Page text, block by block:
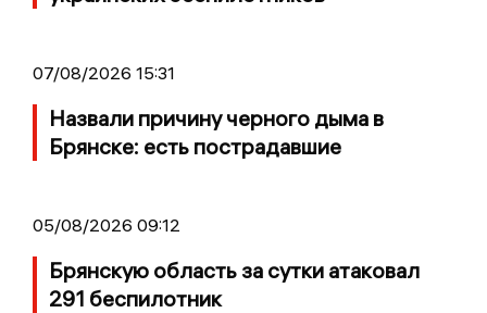
07/08/2026 15:31
Назвали причину черного дыма в
Брянске: есть пострадавшие
05/08/2026 09:12
Брянскую область за сутки атаковал
291 беспилотник